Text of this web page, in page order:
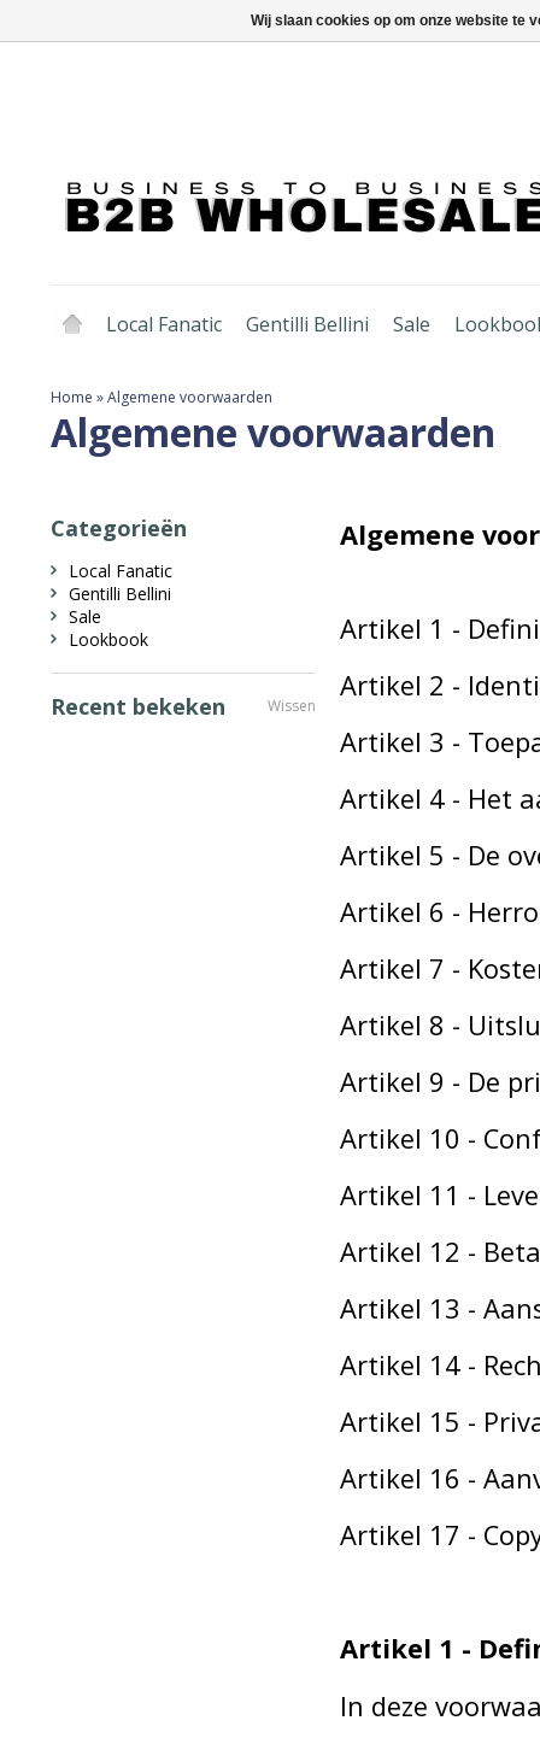
Local Fanatic Gentilli Bellini Sale
Home »Algemene voorwaarden
Algemene voorwaarden
Algemene
Artikel 1 -
Artikel 2 -
Artikel 3 -
Artikel 4 - Het
Artikel 5 - De
Artikel 6 -
Artikel 7 -
Artikel 8 -
Artikel 9 - De
Artikel 10 -
Artikel 11 -
Artikel 12 -
Artikel 13 -
Artikel 14 -
Artikel 15 -
Artikel 16 -
Artikel 17 -
Artikel 1 -
In deze
Categorieën
Local Fanatic
Gentilli Bellini
Sale
Lookbook
Recent bekeken Wissen
Wij slaan cookies op om onze website te